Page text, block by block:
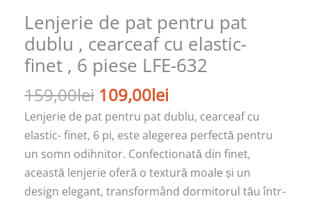
Lenjerie de pat pentru pat
dublu , cearceaf cu elastic-
finet , 6 piese LFE-632
159,00lei 109,00lei
Lenjerie de pat pentru pat dublu, cearceaf cu
elastic- finet, 6 pi, este alegerea perfectă pentru
un somn odihnitor. Confectionată din finet,
această lenjerie oferă o textură moale și un
design elegant, transformând dormitorul tău într-